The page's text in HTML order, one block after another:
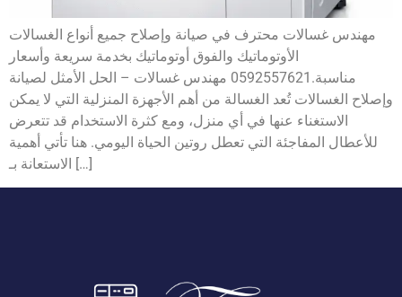
مهندس غسالات محترف في صيانة وإصلاح جميع أنواع الغسالات
الأوتوماتيك والفوق أوتوماتيك بخدمة سريعة وأسعار
مناسبة.0592557621 مهندس غسالات – الحل الأمثل لصيانة
وإصلاح الغسالات تُعد الغسالة من أهم الأجهزة المنزلية التي لا يمكن
الاستغناء عنها في أي منزل، ومع كثرة الاستخدام قد تتعرض
للأعطال المفاجئة التي تعطل روتين الحياة اليومي. هنا تأتي أهمية
الاستعانة بـ […]